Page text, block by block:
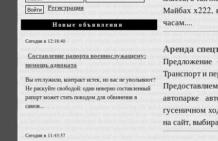
Регистрация
Новые объявления
Сегодня в 12:18:40
Составление рапорта военнослужащему:
помощь адвоката
Вы отслужили, контракт истек, но вас не увольняют?
Не рискуйте свободой: один неверно составленный
рапорт может стать поводом для обвинения в
самов...
Сегодня в 11:43:57
Майбах x222,
часам....
Аренда
Предложение
Транспорт и
автопарке
гусеничном
на сайт,